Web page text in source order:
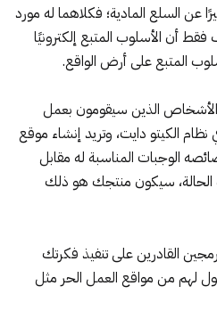
عن السلع المادية؛ فكلاهما له مورد
أن الأسلوب المتبع إلكترونيًا
المتبع على أرض الواقع.
الأشخاص الذين سيقومون بعمل
الكيتو دايت، وتريد إنشاء موقع
الوجبات المناسبة له مقابل
سيكون منتجك هو ذلك
القادرين على تنفيذ فكرتك
لهم من مواقع العمل الحر مثل